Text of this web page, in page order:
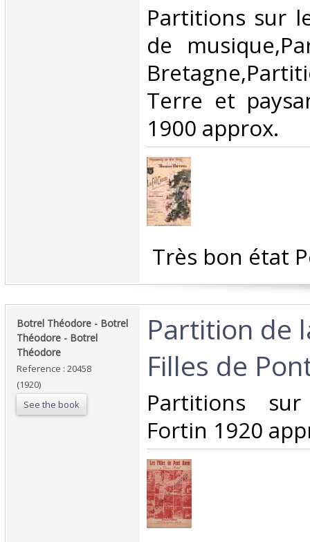
‎Partitions sur
de
Terre et
1900 approx.‎
Très bon état
‎Botrel Théodore - Botrel
Théodore - Botrel
Théodore‎
Reference : 20458
(1920)
See the book
‎Partition de
Filles de
‎Partitions
Fortin 1920